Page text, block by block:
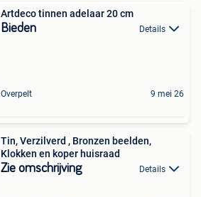
Artdeco tinnen adelaar 20 cm
Bieden Details
Overpelt 9 mei 26
Tin, Verzilverd , Bronzen beelden,
Klokken en koper huisraad
Zie omschrijving Details